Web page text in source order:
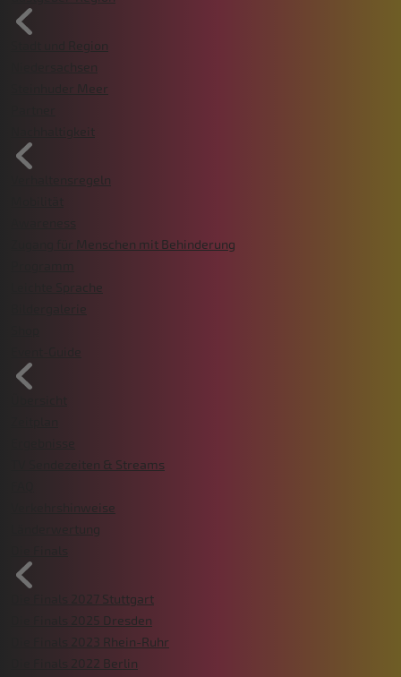
Stadt und Region
Niedersachsen
Steinhuder Meer
Nachhaltigkeit
Verhaltensregeln
Zugang für Menschen mit Behinderung
Leichte Sprache
Bildergalerie
TV Sendezeiten & Streams
Verkehrshinweise
Länderwertung
Die Finals 2027 Stuttgart
Die Finals 2025 Dresden
Die Finals 2023 Rhein-Ruhr
Die Finals 2022 Berlin